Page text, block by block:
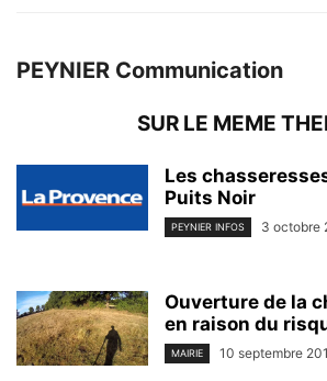
PEYNIER Communication
SUR LE MEME
Les
Puits Noir
PEYNIER INFOS 3 octobre
Ouverture de la
en raison du
MAIRIE 10 septembre